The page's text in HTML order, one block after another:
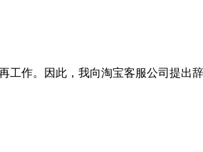
作。因此，我向淘宝客服公司提出